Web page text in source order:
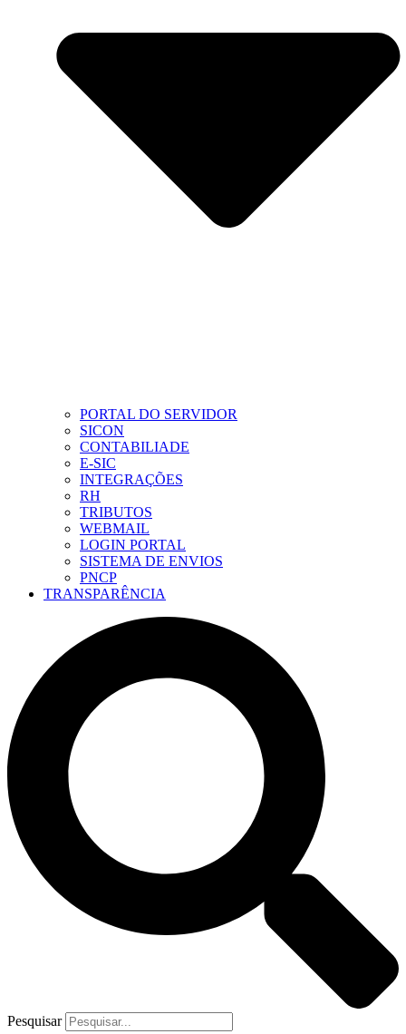
PORTAL DO SERVIDOR
SICON
CONTABILIADE
E-SIC
INTEGRAÇÕES
RH
TRIBUTOS
WEBMAIL
LOGIN PORTAL
SISTEMA DE ENVIOS
PNCP
TRANSPARÊNCIA
Pesquisar